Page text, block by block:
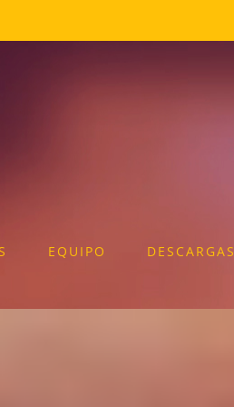
EQUIPO DESCARGAS